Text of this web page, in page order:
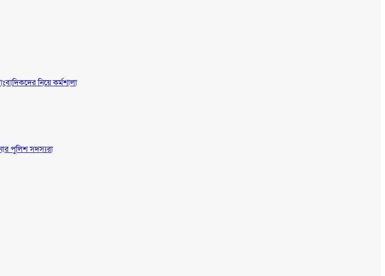
নিয়ে কর্মশালা
পুলিশ সদস্যরা